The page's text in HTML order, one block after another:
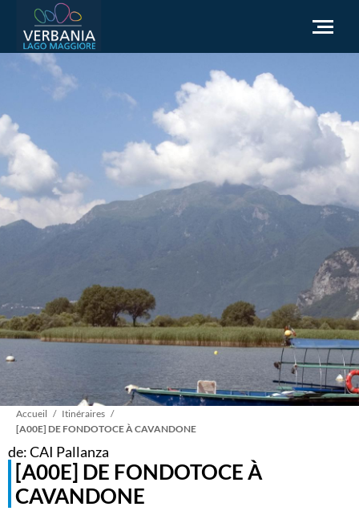
Comment se rendre
Office du tourisme
Météo
Besoin d'aide?
Accédez au site officiel
Fil
d'Ariane
Accueil
Itinéraires
[A00E] DE FONDOTOCE À CAVANDONE
de: CAI Pallanza
[A00E] DE FONDOTOCE À
CAVANDONE